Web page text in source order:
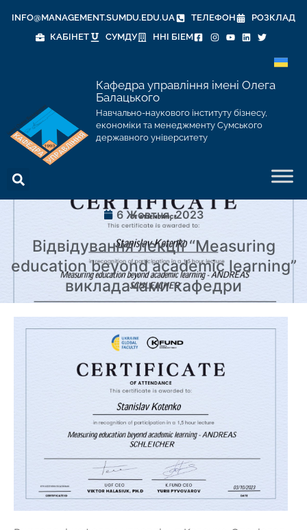
INFO@MANAGEMENT.SUMDU.EDU.UA ТЕЛЕФОН
РОЗКЛАД
КАБІНЕТ
СУМДУ ННІ БІЕМ
Кафедра управління імені Олега
Балацького
Навчально-наукового інституту бізнесу,
економіки та менеджменту Сумського
державного університету
6 Жовтня, 2023
Відвідування лекції “Measuring
education beyond academic learning”
викладачами кафедри